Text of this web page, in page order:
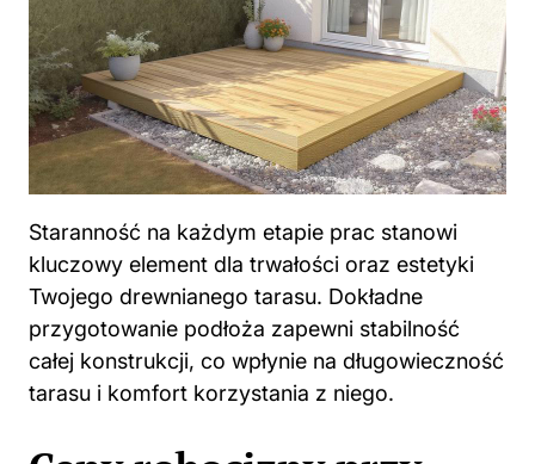
Staranność na każdym etapie prac stanowi
kluczowy element dla trwałości oraz estetyki
Twojego drewnianego tarasu. Dokładne
przygotowanie podłoża zapewni stabilność
całej konstrukcji, co wpłynie na długowieczność
tarasu i komfort korzystania z niego.